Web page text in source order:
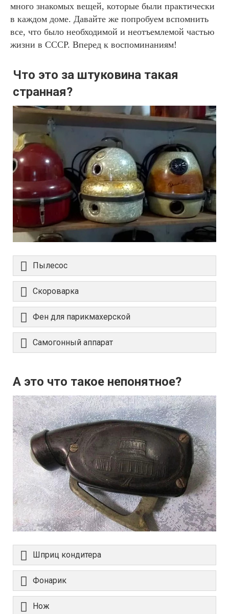
много знакомых вещей, которые были практически
в каждом доме. Давайте же попробуем вспомнить
все, что было необходимой и неотъемлемой частью
жизни в СССР. Вперед к воспоминаниям!
Что это за штуковина такая
странная?
Пылесос
Скороварка
Фен для парикмахерской
Самогонный аппарат
А это что такое непонятное?
Шприц кондитера
Фонарик
Нож